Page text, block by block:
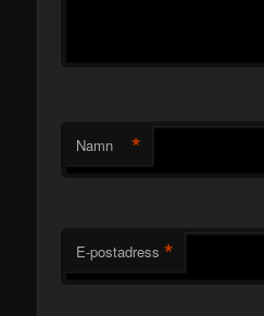
Namn *
E-postadress *